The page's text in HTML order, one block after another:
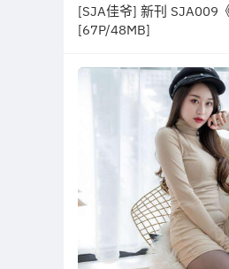
[SJA佳爷] 新刊 SJA009《
[67P/48MB]